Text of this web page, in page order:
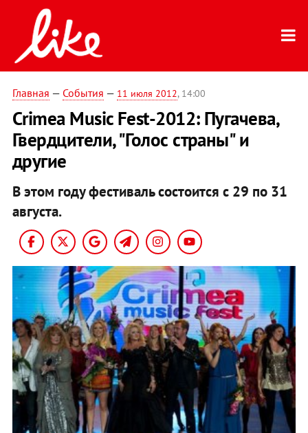
Главная — События — 11 июля 2012, 14:00
Crimea Music Fest-2012: Пугачева,
Гвердцители, "Голос страны" и
другие
В этом году фестиваль состоится с 29 по 31
августа.